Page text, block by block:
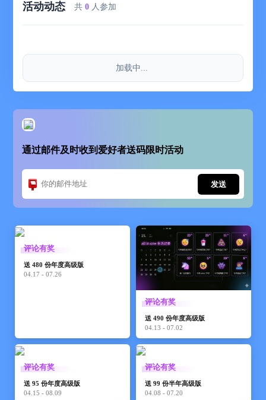
活动动态 共0 人参加
加载中...
通过邮件及时收到爱好者送码限时活动
发送
评论有奖
送 480 份年度高级版
04.17 - 07.26
评论有奖
送 490 份年度高级版
04.13 - 07.02
评论有奖
送 95 份年度高级版
04.15 - 08.09
评论有奖
送 99 份半年高级版
04.08 - 07.20